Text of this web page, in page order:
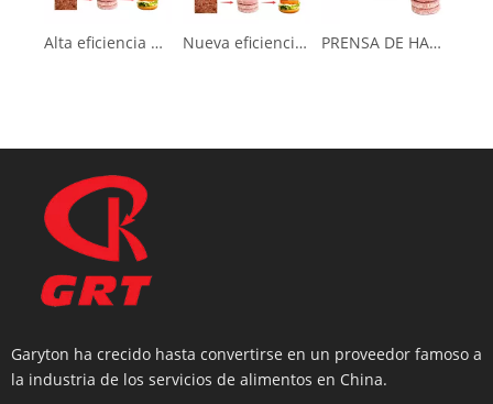
Alta eficiencia Nueva prensa de hamburguesas para hacer pastel de carne (GRT-HR-110L) Nueva eficiencia nueva prensa de hamburguesas para hacer pastel de carne (GRT-HR-130L) PRENSA DE HAMBURRERA (GRT-HF100) Fabricante de empanadas de carne
Garyton ha crecido hasta convertirse en un proveedor famoso a
la industria de los servicios de alimentos en China.